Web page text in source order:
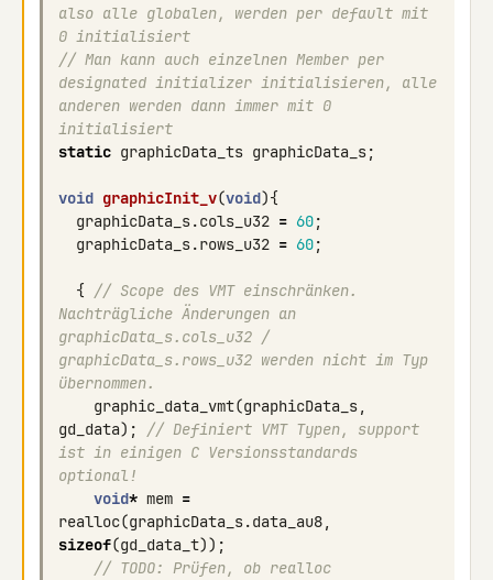
also alle globalen, werden per default mit
0 initialisiert
// Man kann auch einzelnen Member per
designated initializer initialisieren, alle
anderen werden dann immer mit 0
initialisiert
static graphicData_ts graphicData_s;
void graphicInit_v(void){
graphicData_s.cols_u32 = 60;
graphicData_s.rows_u32 = 60;
{ // Scope des VMT einschränken.
Nachträgliche Änderungen an
graphicData_s.cols_u32 /
graphicData_s.rows_u32 werden nicht im Typ
übernommen.
graphic_data_vmt(graphicData_s,
gd_data);
// Definiert VMT Typen, support
ist in einigen C Versionsstandards
optional!
void* mem =
realloc(graphicData_s.data_au8,
sizeof(gd_data_t));
// TODO: Prüfen, ob realloc